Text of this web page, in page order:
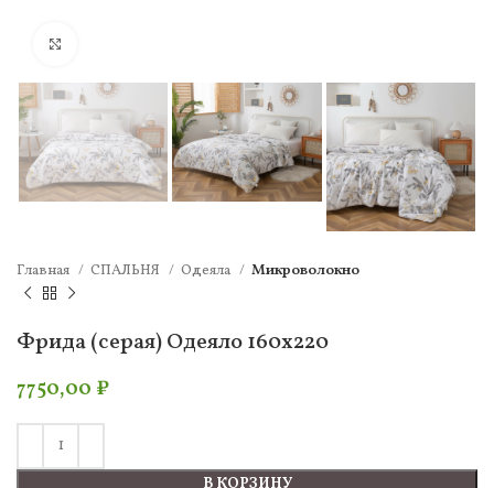
Главная СПАЛЬНЯ Одеяла Микроволокно
Фрида (серая) Одеяло 160х220
7750,00 ₽